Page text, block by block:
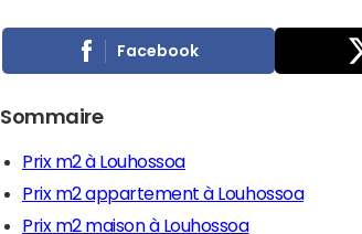
Facebook
Sommaire
Prix m2 à Louhossoa
Prix m2 appartement à Louhossoa
Prix m2 maison à Louhossoa